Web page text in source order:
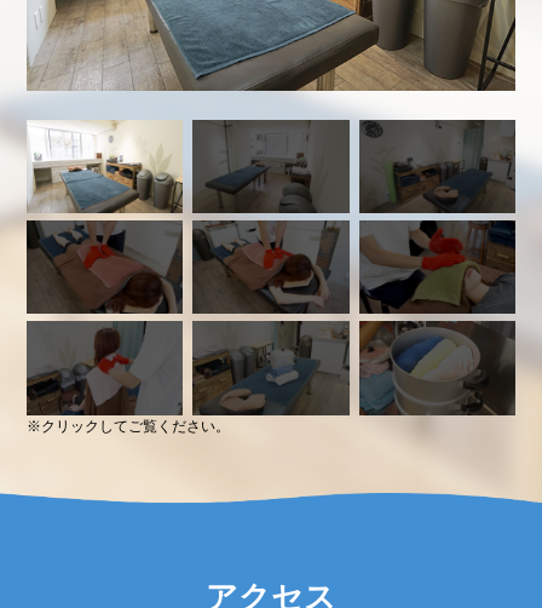
※クリックしてご覧ください。
アクセス